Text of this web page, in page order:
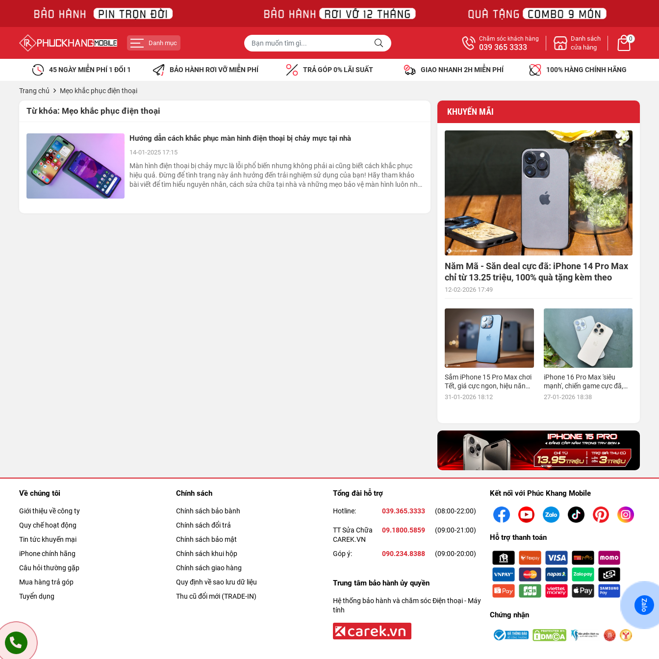
Danh mục
Chăm sóc khách hàng
039 365 3333
Danh sách
cửa hàng
0
45 NGÀY MIỄN PHÍ 1 ĐỔI 1 BẢO HÀNH RƠI VỠ MIỄN PHÍ TRẢ GÓP 0% LÃI SUẤT GIAO NHANH 2H MIỄN PHÍ 100% HÀNG CHÍNH HÃNG
Trang chủ Mẹo khắc phục điện thoại
Từ khóa: Mẹo khắc phục điện thoại
Hướng dẫn cách khắc phục màn hình điện thoại bị chảy mực tại nhà
14-01-2025 17:15
Màn hình điện thoại bị chảy mực là lỗi phổ biến nhưng không phải ai cũng biết cách khắc phục
hiệu quả. Đừng để tình trạng này ảnh hưởng đến trải nghiệm sử dụng của bạn! Hãy tham khảo
bài viết để tìm hiểu nguyên nhân, cách sửa chữa tại nhà và những mẹo bảo vệ màn hình luôn như
KHUYẾN MÃI
Năm Mã - Săn deal cực đã: iPhone 14 Pro Max
chỉ từ 13.25 triệu, 100% quà tặng kèm theo
12-02-2026 17:49
Sắm iPhone 15 Pro Max chơi
Tết, giá cực ngon, hiệu năng
đỉnh, kèm nhiều ưu đãi, mua
31-01-2026 18:12
iPhone 16 Pro Max 'siêu
mạnh', chiến game cực đã,
giá siêu hợp lý, mua ngay!
27-01-2026 18:38
Về chúng tôi
Giới thiệu về công ty
Quy chế hoạt động
Tin tức khuyến mại
iPhone chính hãng
Câu hỏi thường gặp
Mua hàng trả góp
Tuyển dụng
Chính sách
Chính sách bảo bành
Chính sách đổi trả
Chính sách bảo mật
Chính sách khui hộp
Chính sách giao hàng
Quy định về sao lưu dữ liệu
Thu cũ đổi mới (TRADE-IN)
Tổng đài hỗ trợ
Hotline: 039.365.3333 (08:00-22:00)
TT Sửa Chữa
CAREK.VN
09.1800.5859 (09:00-21:00)
Góp ý: 090.234.8388 (09:00-20:00)
Trung tâm bảo hành ủy quyền
Hệ thống bảo hành và chăm sóc Điện thoại - Máy
tính
Kết nối với Phúc Khang Mobile
Hỗ trợ thanh toán
Chứng nhận
Zalo